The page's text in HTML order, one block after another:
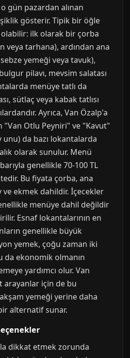
gün pazardan alınan
gösterir. Tipik bir öğle
ilk olarak bir çorba
veya tarhana), ardından ana
yemeği veya tavuk),
pilavı, mevsim salatası
menüye tatlı da
sütlaç veya kabak tatlısı
Ayrıca, Van Özalp'a
"Van Otlu Peyniri" ve "Kavut"
da bazı lokantalarda
olarak sunulur. Menü
genellikle 70-100 TL
Bu fiyata çorba, ana
ve ekmek dahildir. İçecekler
menüye dahil değildir
Esnaf lokantalarının en
genellikle büyük
yemek, çoğu zaman iki
da ekonomik olmanın
yardımcı olur. Van
arayanlar için de bu
yemeği yerine daha
alternatif sunar.
dikkat etmek zorunda